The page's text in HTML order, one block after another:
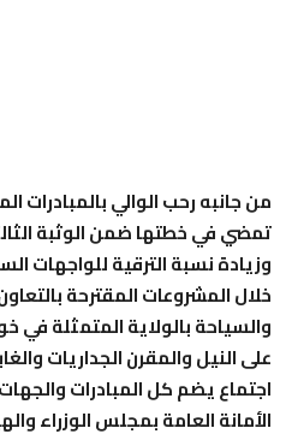
من جانبه رحب الوالي بالمبادرات
تمضي في خطتها ضمن الوثبة
وزيادة نسبة الترقية للواجهات
خلال المشروعات المقترحة
والسياحة بالولاية المتمثلة
على النيل والمقرن الجداريات
اجتماع يضم كل المبادرات
الأمانة العامة بمجلس الوزراء